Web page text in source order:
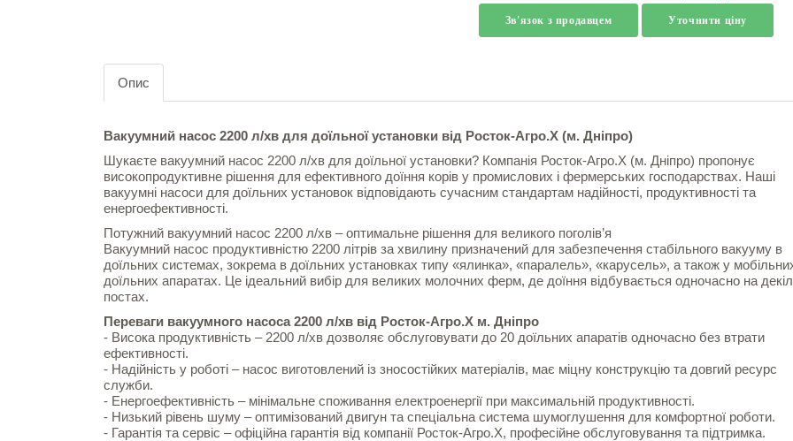
Зв'язок з продавцем Уточнити ціну
Опис
Вакуумний насос 2200 л/хв для доїльної установки від Росток-Агро.Х (м. Дніпро)
Шукаєте вакуумний насос 2200 л/хв для доїльної установки? Компанія Росток-Агро.Х (м. Дніпро) пропонує
високопродуктивне рішення для ефективного доїння корів у промислових і фермерських господарствах. Наші
вакуумні насоси для доїльних установок відповідають сучасним стандартам надійності, продуктивності та
енергоефективності.
Потужний вакуумний насос 2200 л/хв – оптимальне рішення для великого поголів’я
Вакуумний насос продуктивністю 2200 літрів за хвилину призначений для забезпечення стабільного вакууму в
доїльних системах, зокрема в доїльних установках типу «ялинка», «паралель», «карусель», а також у
доїльних апаратах. Це ідеальний вибір для великих молочних ферм, де доїння відбувається одночасно на
постах.
Переваги вакуумного насоса 2200 л/хв від Росток-Агро.Х м. Дніпро
- Висока продуктивність – 2200 л/хв дозволяє обслуговувати до 20 доїльних апаратів одночасно без втрати
ефективності.
- Надійність у роботі – насос виготовлений із зносостійких матеріалів, має міцну конструкцію та довгий ресурс
служби.
- Енергоефективність – мінімальне споживання електроенергії при максимальній продуктивності.
- Низький рівень шуму – оптимізований двигун та спеціальна система шумоглушення для комфортної роботи.
- Гарантія та сервіс – офіційна гарантія від компанії Росток-Агро.Х, професійне обслуговування та підтримка.